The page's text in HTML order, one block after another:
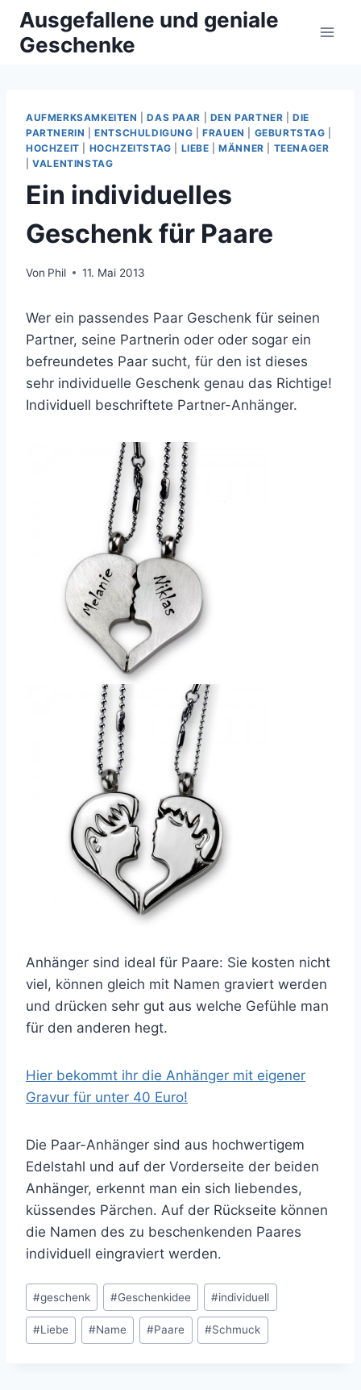
Zum
Inhalt
springen
Ausgefallene und geniale
Geschenke
AUFMERKSAMKEITEN |DAS PAAR DEN PARTNER |DIE
PARTNERIN |ENTSCHULDIGUNG |FRAUEN GEBURTSTAG
HOCHZEIT
HOCHZEITSTAG LIEBE |MÄNNER
TEENAGER
|VALENTINSTAG
Ein individuelles
Geschenk für Paare
Von Phil 11. Mai 2013
Wer ein passendes Paar Geschenk für seinen
Partner, seine Partnerin oder oder sogar ein
befreundetes Paar sucht, für den ist dieses
sehr individuelle Geschenk genau das Richtige!
Individuell beschriftete Partner-Anhänger.
Anhänger sind ideal für Paare: Sie kosten nicht
viel, können gleich mit Namen graviert werden
und drücken sehr gut aus welche Gefühle man
für den anderen hegt.
Hier bekommt ihr die Anhänger mit eigener
Gravur für unter 40 Euro!
Die Paar-Anhänger sind aus hochwertigem
Edelstahl und auf der Vorderseite der beiden
Anhänger, erkennt man ein sich liebendes,
küssendes Pärchen. Auf der Rückseite können
die Namen des zu beschenkenden Paares
individuell eingraviert werden.
Schlagworte:
#geschenk #Geschenkidee #individuell
#Liebe #Name #Paare #Schmuck